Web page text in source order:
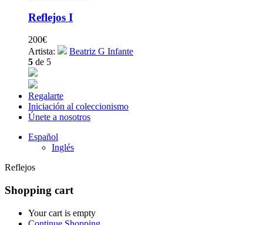
Reflejos I
200€
Artista:
Beatriz G Infante
5 de 5
Regalarte
Iniciación al coleccionismo
Únete a nosotros
Español
Inglés
Reflejos
Shopping cart
Your cart is empty